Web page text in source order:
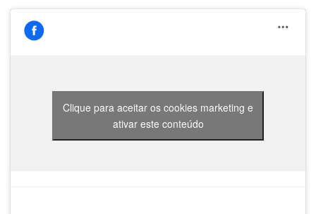
Clique para aceitar os cookies marketing e
ativar este conteúdo